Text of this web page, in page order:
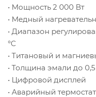
• Мощность 2 000 Вт
• Медный
• Диапазон
°С
• Титановый и
• Толщина эмали до
• Цифровой дисплей
• Аварийный